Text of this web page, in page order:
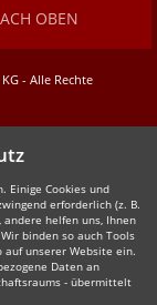
OBEN
- Alle Rechte
Einige Cookies und
erforderlich (z. B.
helfen uns, Ihnen
binden so auch Tools
auf unserer Website ein.
Daten an
- übermittelt